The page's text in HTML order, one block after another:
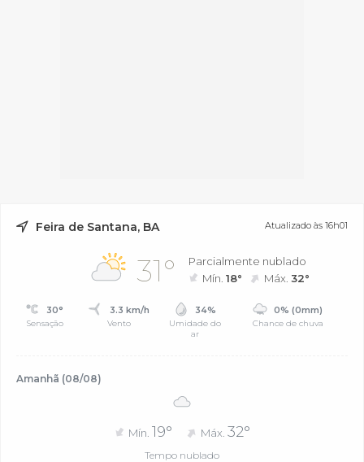
Feira de Santana, BA Atualizado às 16h01
31°
Parcialmente nublado
Mín.18° Máx.32°
30°
Sensação
3.3 km/h
Vento
34%
Umidade do
ar
0% (0mm)
Chance de chuva
Amanhã (08/08)
Mín. 19° Máx. 32°
Tempo nublado